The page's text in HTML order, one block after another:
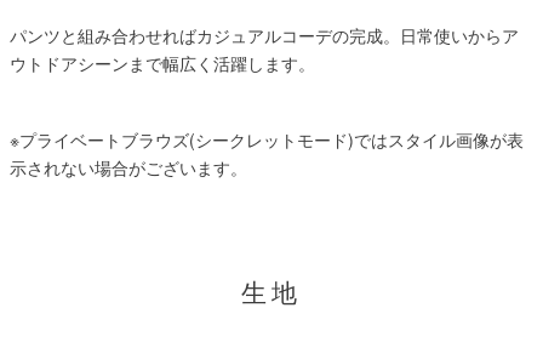
パンツと組み合わせればカジュアルコーデの完成。日常使いからア
ウトドアシーンまで幅広く活躍します。
※プライベートブラウズ(シークレットモード)ではスタイル画像が表
示されない場合がございます。
生地